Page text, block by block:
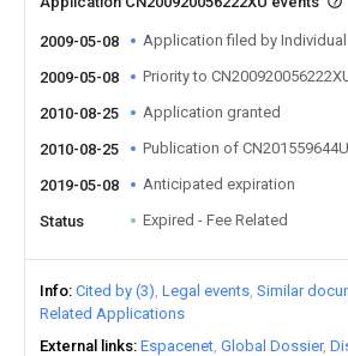
2009-05-08 Application filed by Individual
2009-05-08 Priority to
2010-08-25 Application granted
2010-08-25 Publication of CN201559644U
2019-05-08 Anticipated expiration
Status Expired - Fee Related
Info Cited by (3) Legal events Similar
Related Applications
External links Espacenet Global Dossier